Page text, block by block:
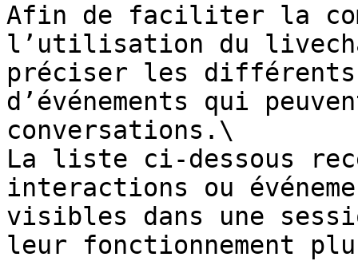
Afin de faciliter la
l’utilisation du
préciser les
d’événements qui
conversations.\
La liste ci-dessous
interactions ou
visibles dans une
leur fonctionnement